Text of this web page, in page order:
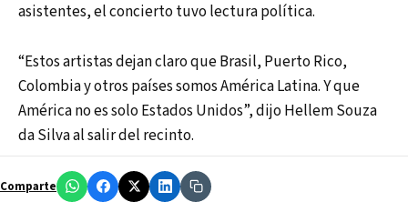
asistentes, el concierto tuvo lectura política.
“Estos artistas dejan claro que Brasil, Puerto Rico,
Colombia y otros países somos América Latina. Y que
América no es solo Estados Unidos”, dijo Hellem Souza
da Silva al salir del recinto.
Comparte